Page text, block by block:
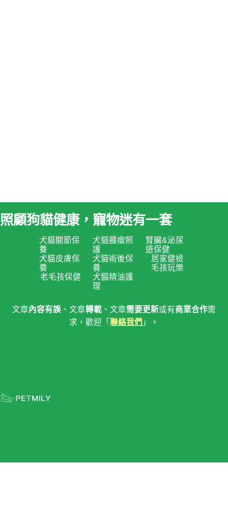
照顧狗貓健康，寵物迷有一套
犬貓關節保
養
犬貓皮膚保
養
老毛孩保健
犬貓腫瘤照
護
犬貓術後保
養
犬貓精油護
理
腎臟&泌尿
道保健
居家健檢
毛孩玩樂
文章內容有誤 、文章轉載 、文章需要更新或有商業合作需
求，歡迎「 聯絡我們 」。